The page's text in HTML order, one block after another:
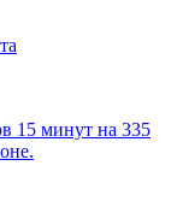
15 минут на 335